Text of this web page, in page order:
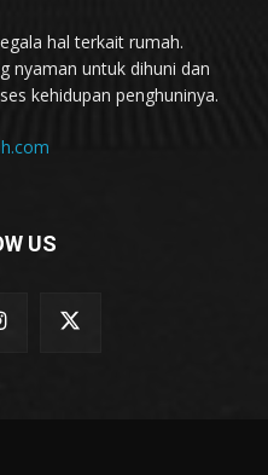
hal terkait rumah.
nyaman untuk dihuni dan
kehidupan penghuninya.
US